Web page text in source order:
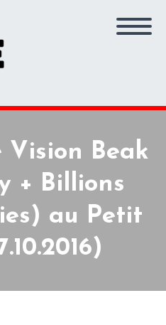
Vision Beak
+ Billions
au Petit